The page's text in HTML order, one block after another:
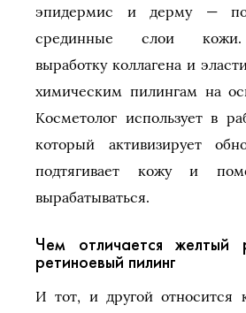
эпидермис и дерму —
срединные слои кожи.
выработку коллагена и
химическим пилингам на
Косметолог использует в
который активизирует
подтягивает кожу и
вырабатываться.
Чем отличается желтый
ретиноевый пилинг
И тот, и другой относится